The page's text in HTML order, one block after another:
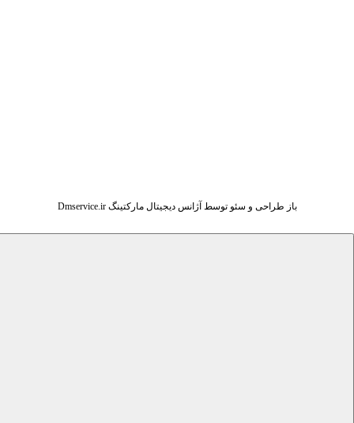
باز طراحی و سئو توسط آژانس دیجیتال مارکتینگ Dmservice.ir